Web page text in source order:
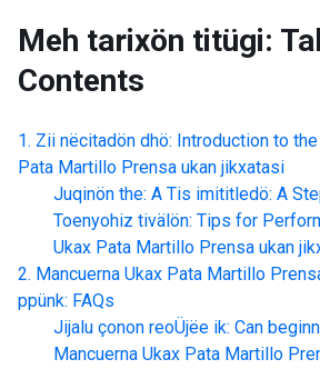
Meh tarixön titügi:
Contents
Zii nëcitadön dhö: Introduction to the
Pata Martillo Prensa ukan jikxatasi
Juqinön the: A Tis imititledö: A
Toenyohiz tivälön: Tips for
Ukax Pata Martillo Prensa ukan
Mancuerna Ukax Pata Martillo
ppünk: FAQs
Jijalu çonon reoÜjëe ik: Can
Mancuerna Ukax Pata Martillo